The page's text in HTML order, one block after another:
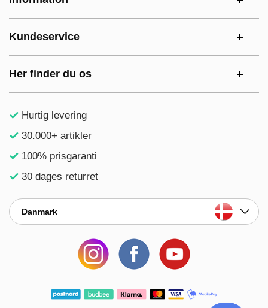
Kundeservice
Her finder du os
Hurtig levering
30.000+ artikler
100% prisgaranti
30 dages returret
Danmark